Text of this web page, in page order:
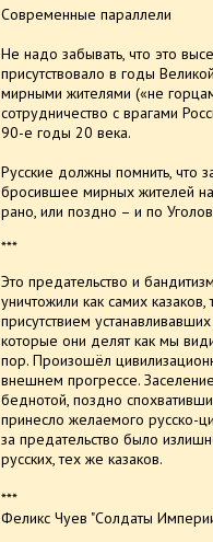
Современные параллели
Не надо забывать, что это
присутствовало в годы
мирными жителями («не
сотрудничество с врагами
90-е годы 20 века.
Русские должны помнить, что
бросившее мирных жителей
рано, или поздно – и по
***
Это предательство и
уничтожили как самих казаков,
присутствием
которые они делят как мы
пор. Произошёл
внешнем прогрессе.
беднотой, поздно
принесло желаемого русско-
за предательство было
русских, тех же казаков.
***
Феликс Чуев "Солдаты